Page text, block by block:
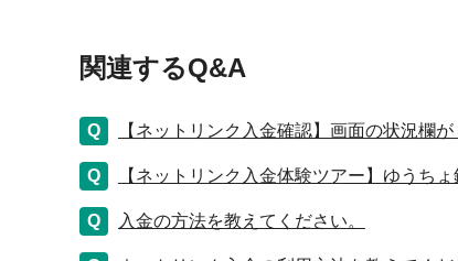
関連するQ&A
【ネットリンク入金確認】画面の状況欄
【ネットリンク入金体験ツアー】ゆうちょ
入金の方法を教えてください。